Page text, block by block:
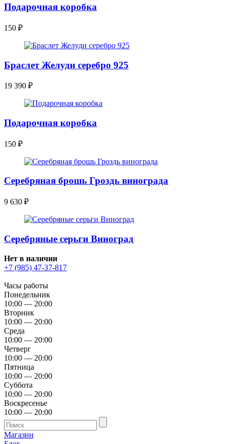
Подарочная коробка
150 ₽
Браслет Желуди серебро 925
19 390 ₽
Подарочная коробка
150 ₽
Серебряная брошь Гроздь винограда
9 630 ₽
Серебряные серьги Виноград
Нет в наличии
+7 (985) 47-37-817
Часы работы
Понедельник
10:00 — 20:00
Вторник
10:00 — 20:00
Среда
10:00 — 20:00
Четверг
10:00 — 20:00
Пятница
10:00 — 20:00
Суббота
10:00 — 20:00
Воскресенье
10:00 — 20:00
Магазин